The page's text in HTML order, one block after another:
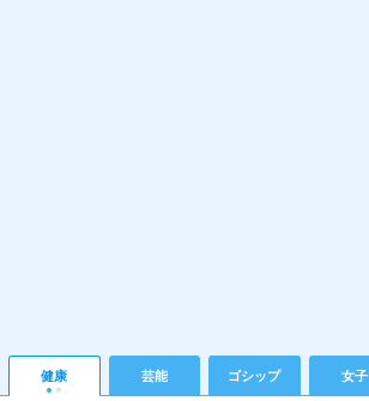
健康 芸能 ゴシップ 女子